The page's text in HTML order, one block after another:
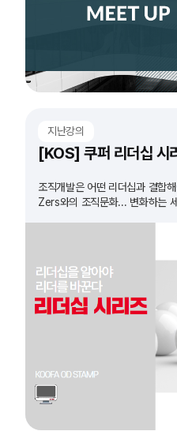
지난강의
[KOS] 쿠퍼 리더십 시
조직개발은 어떤 리더십과 결합해야 할까요?
Zers와의 조직문화... 변화하는